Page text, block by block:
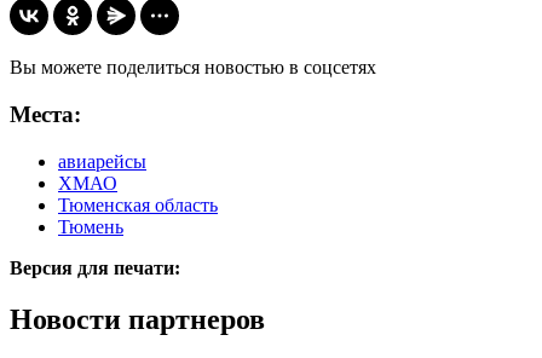
Вы можете поделиться новостью в соцсетях
Места:
авиарейсы
ХМАО
Тюменская область
Тюмень
Версия для печати:
Новости партнеров